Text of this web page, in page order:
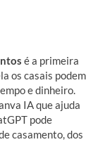
é a primeira
os casais podem
e dinheiro.
IA que ajuda
pode
casamento, dos